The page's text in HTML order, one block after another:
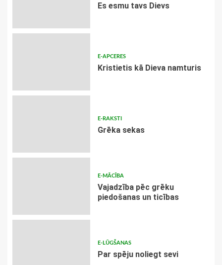
Es esmu tavs Dievs
E-APCERES
Kristietis kā Dieva namturis
E-RAKSTI
Grēka sekas
E-MĀCĪBA
Vajadzība pēc grēku
piedošanas un ticības
E-LŪGŠANAS
Par spēju noliegt sevi